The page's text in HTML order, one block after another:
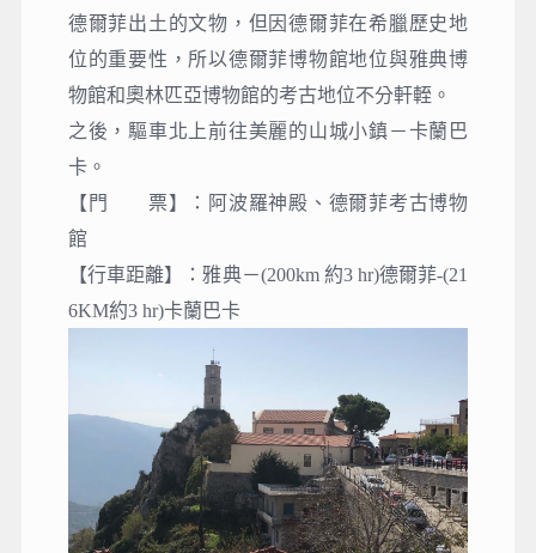
德爾菲出土的文物，但因德爾菲在希臘歷史地
位的重要性，所以德爾菲博物館地位與雅典博
物館和奧林匹亞博物館的考古地位不分軒輊。
之後，驅車北上前往美麗的山城小鎮－卡蘭巴
卡。
【門 票】
：
阿波羅神殿、德爾菲考古博物
館
【行車距離】：雅典－(200km 約3 hr)德爾菲-(21
6KM約3 hr)卡蘭巴卡